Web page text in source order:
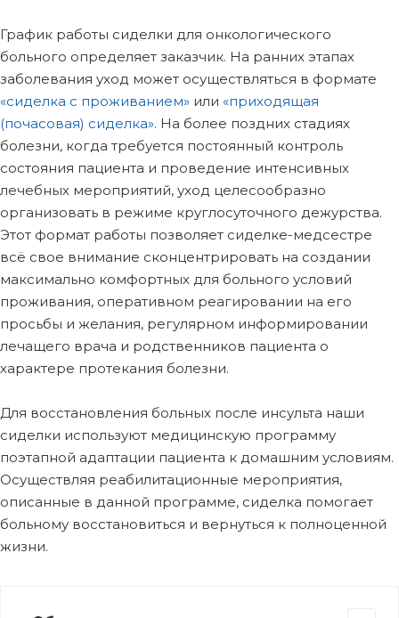
График работы сиделки для онкологического
больного определяет заказчик. На ранних этапах
заболевания уход может осуществляться в формате
«сиделка с проживанием» или «приходящая
(почасовая) сиделка». На более поздних стадиях
болезни, когда требуется постоянный контроль
состояния пациента и проведение интенсивных
лечебных мероприятий, уход целесообразно
организовать в режиме круглосуточного дежурства.
Этот формат работы позволяет сиделке-медсестре
всё свое внимание сконцентрировать на создании
максимально комфортных для больного условий
проживания, оперативном реагировании на его
просьбы и желания, регулярном информировании
лечащего врача и родственников пациента о
характере протекания болезни.
Для восстановления больных после инсульта наши
сиделки используют медицинскую программу
поэтапной адаптации пациента к домашним условиям.
Осуществляя реабилитационные мероприятия,
описанные в данной программе, сиделка помогает
больному восстановиться и вернуться к полноценной
жизни.